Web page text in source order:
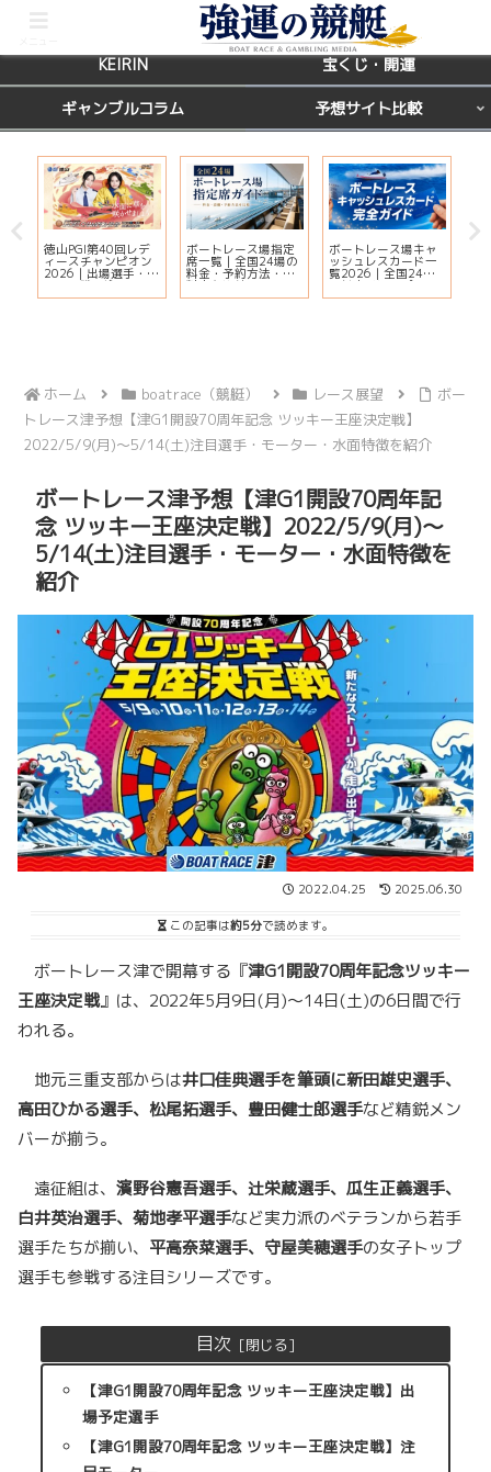
レース場ガイド
KEIRIN 宝くじ・開運
ギャンブルコラム 予想サイト比較
徳山PGI第40回レデ
ィースチャンピオン
2026｜出場選手・ド
リーム戦・注目モー
ター・イベント情報
ボートレース場指定
席一覧｜全国24場の
料金・予約方法・有
料席を比較
ボートレース場キャ
ッシュレスカード一
覧2026｜全国24場
の対応状況・ポイン
ト還元・入会方法ま
ホーム boatrace（競艇） レース展望
ボー
トレース津予想【津G1開設70周年記念 ツッキー王座決定戦】
2022/5/9(月)～5/14(土)注目選手・モーター・水面特徴を紹介
ボートレース津予想【津G1開設70周年記
念 ツッキー王座決定戦】2022/5/9(月)～
5/14(土)注目選手・モーター・水面特徴を
紹介
2022.04.25 2025.06.30
この記事は約5分で読めます。
ボートレース津で開幕する『津G1開設70周年記念ツッキー
王座決定戦』は、2022年5月9日(月)～14日(土)の6日間で行
われる。
地元三重支部からは井口佳典選手を筆頭に新田雄史選手、
高田ひかる選手、松尾拓選手、豊田健士郎選手など精鋭メン
バーが揃う。
遠征組は、 濱野谷憲吾選手、辻栄蔵選手、瓜生正義選手、
白井英治選手、菊地孝平選手など実力派のベテランから若手
選手たちが揃い、 平高奈菜選手、守屋美穂選手の女子トップ
選手も参戦する注目シリーズです。
目次
【津G1開設70周年記念 ツッキー王座決定戦】出
場予定選手
【津G1開設70周年記念 ツッキー王座決定戦】注